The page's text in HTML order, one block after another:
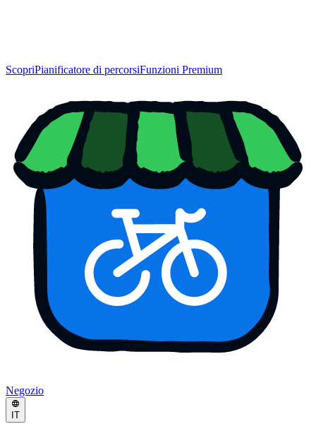
ScopriPianificatore di percorsiFunzioni Premium
Negozio
IT